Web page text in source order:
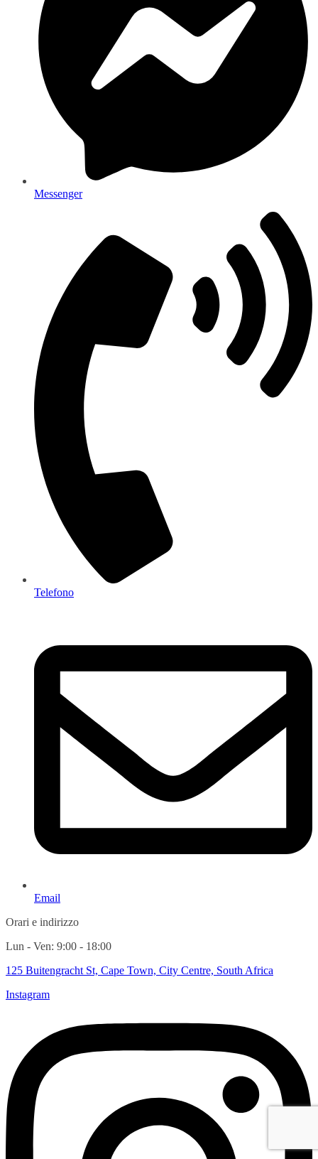
Messenger
Telefono
Email
Orari e indirizzo
Lun - Ven: 9:00 - 18:00
125 Buitengracht St, Cape Town, City Centre, South Africa
Instagram